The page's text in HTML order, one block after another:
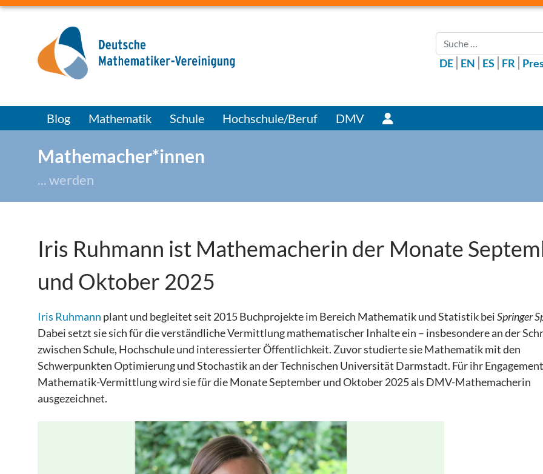
Suchen
DE EN ES FR
Blog Mathematik Schule Hochschule/Beruf DMV
Mathemacher*innen
... werden
Iris Ruhmann ist Mathemacherin der Monate
und Oktober 2025
Iris Ruhmann plant und begleitet seit 2015 Buchprojekte im Bereich Mathematik und Statistik beiSpringer
Dabei setzt sie sich für die verständliche Vermittlung mathematischer Inhalte ein – insbesondere an der
zwischen Schule, Hochschule und interessierter Öffentlichkeit. Zuvor studierte sie Mathematik mit den
Schwerpunkten Optimierung und Stochastik an der Technischen Universität Darmstadt. Für ihr
Mathematik-Vermittlung wird sie für die Monate September und Oktober 2025 als DMV-Mathemacherin
ausgezeichnet.